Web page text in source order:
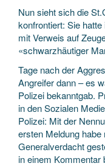
Nun sieht sich die
konfrontiert: Sie
mit Verweis auf
«schwarzhäutiger
Tage nach der
Angreifer dann – es
Polizei bekanntgab.
in den Sozialen
Polizei: Mit der
ersten Meldung
Generalverdacht
in einem Kommentar